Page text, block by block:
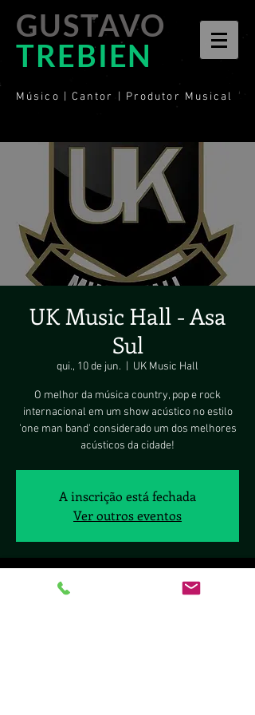
GUSTAVO
TREBIEN
Músico | Cantor | Produtor Musical
UK Music Hall - Asa
Sul
qui., 10 de jun. UK Music Hall
O melhor da música country, pop e rock
internacional em um show acústico no estilo
'one man band' considerado um dos melhores
acústicos da cidade!
A inscrição está fechada
Ver outros eventos
Horário e local